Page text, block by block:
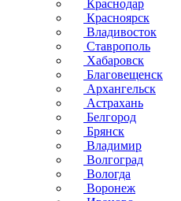
Краснодар
Красноярск
Владивосток
Ставрополь
Хабаровск
Благовещенск
Архангельск
Астрахань
Белгород
Брянск
Владимир
Волгоград
Вологда
Воронеж